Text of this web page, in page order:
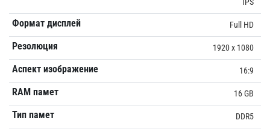
Формат дисплей Full HD
Резолюция 1920 x 1080
Аспект изображение 16:9
RAM памет 16 GB
Тип памет DDR5